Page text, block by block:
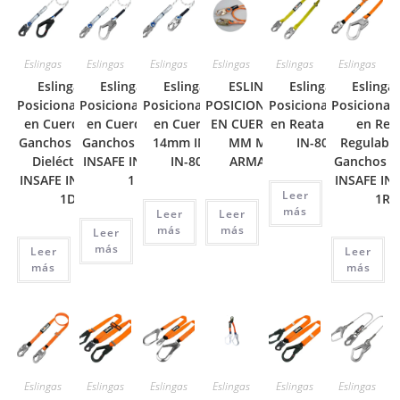
Eslingas
Eslinga de
Posicionamiento
en Cuerda con
Ganchos Mixtos
Dieléctricos
INSAFE IN-8040-
1D
Leer
más
Eslingas
Eslinga de
Posicionamiento
en Cuerda con
Ganchos Mixtos
INSAFE IN-8040-
1
Leer
más
Eslingas
Eslinga de
Posicionamiento
en Cuerda de
14mm INSAFE
IN-8040
Leer
más
Eslingas
ESLINGA DE
POSICIONAMIENTO
EN CUERDA DE 16
MM MARCA
ARMADURA
Leer
más
Eslingas
Eslinga de
Posicionamiento
en Reata INSAFE
IN-8041
Leer
más
Eslingas
Eslinga
en
Ganchos
INSAFE
1R
Leer
más
Eslingas Eslingas Eslingas Eslingas Eslingas Eslingas